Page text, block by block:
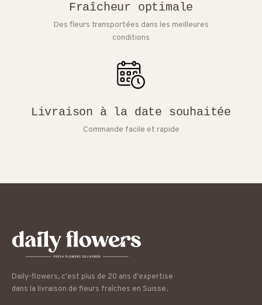
Fraîcheur optimale
Des fleurs transportées dans les meilleures
conditions
Livraison à la date souhaitée
Commande facile et rapide
Daily-flowers, c'est plus de 20 ans d'expertise
dans la livraison de fleurs fraîches en Suisse.